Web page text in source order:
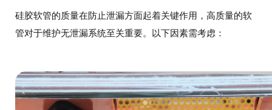
硅胶软管的质量在防止泄漏方面起着关键作用，高质量的软
管对于维护无泄漏系统至关重要。以下因素需考虑：